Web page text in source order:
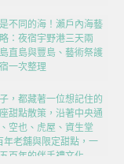
不同的海！瀨戶內海藝
：夜宿宇野港三天兩
直島與豐島、藝術祭護
一次整理
，都藏著一位想記住的
甜點散策，沿著中央通
空也、虎屋、資生堂
老舖與限定甜點，一
百年的伴手禮文化